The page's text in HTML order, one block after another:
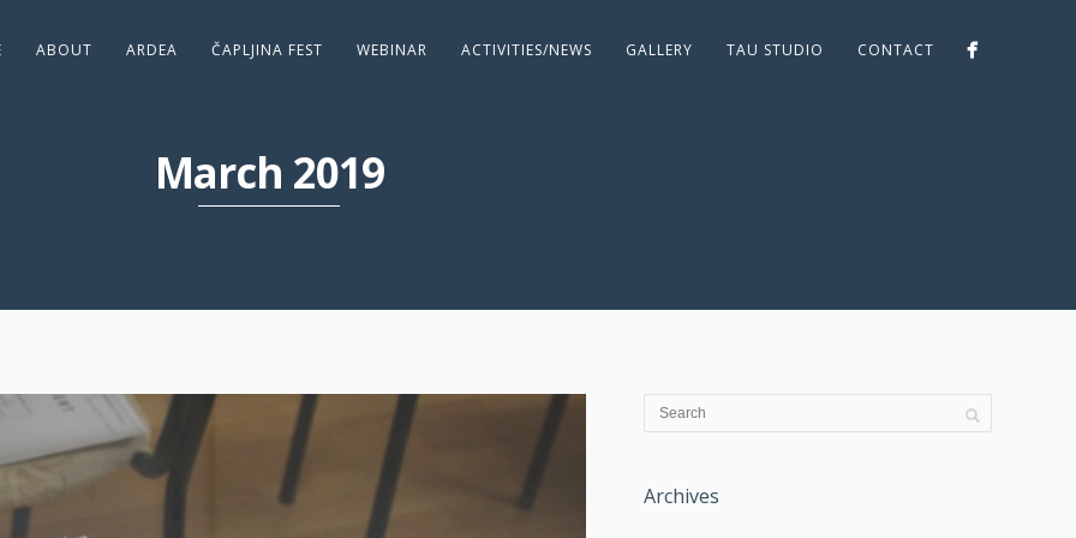
ABOUT ARDEA ČAPLJINA FEST WEBINAR ACTIVITIES/NEWS GALLERY TAU STUDIO CONTACT
March 2019
Archives